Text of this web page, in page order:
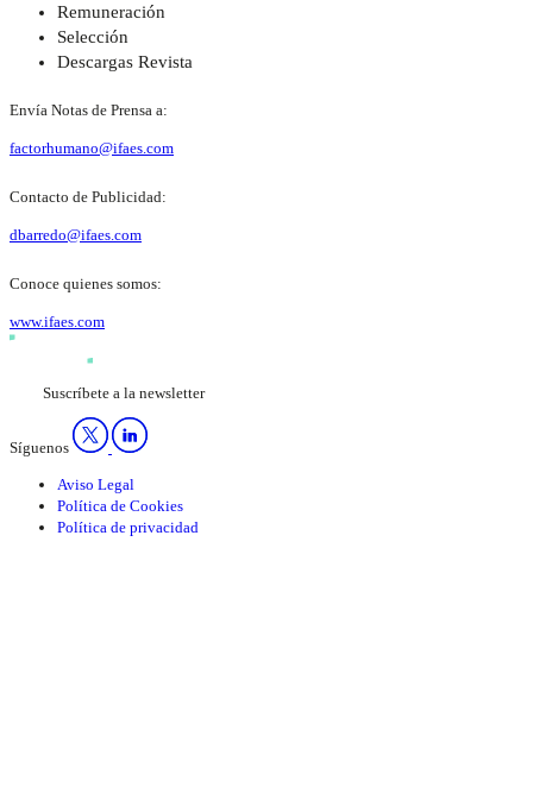
Remuneración
Selección
Descargas Revista
Envía Notas de Prensa a:
factorhumano@ifaes.com
Contacto de Publicidad:
dbarredo@ifaes.com
Conoce quienes somos:
www.ifaes.com
Suscríbete a la newsletter
Síguenos
Aviso Legal
Política de Cookies
Política de privacidad